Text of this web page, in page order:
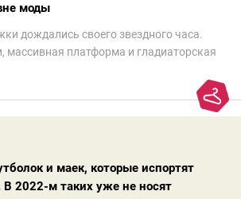
моды
дождались своего звездного часа.
массивная платформа и гладиаторская
бежать за ними в магазин.
ревизию прошлогодних покупок.
и маек, которые испортят
В 2022-м таких уже не носят